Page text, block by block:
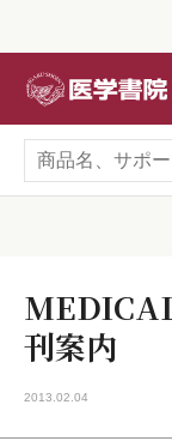
刊案内
2013.02.04